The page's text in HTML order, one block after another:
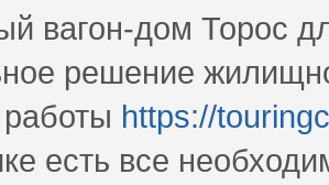
вагон-дом Торос
решение
https://
есть все